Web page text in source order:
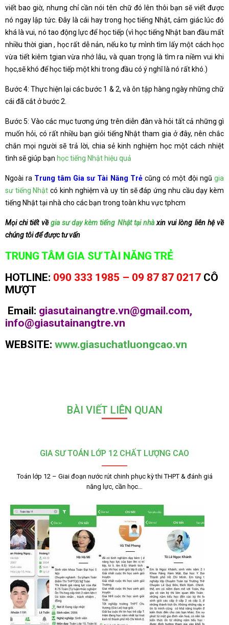
viết bao giờ, nhưng chỉ cần nói tên chữ đó lên thôi bạn sẽ viết được
nó ngay lập tức. Đây là cái hay trong học tiếng Nhật, cảm giác lúc đó
khá là vui, nó tao động lực để học tiếp (vì học tiếng Nhật ban đầu mất
nhiều thời gian , học rất dễ nản, nếu ko tự mình tìm lấy một cách học
vừa tiết kiêm tgian vừa nhớ lâu, và quan trọng là tìm ra niềm vui khi
học,sẽ khó để học tiếp một khi trong đầu có ý nghĩ là nó rất khó.)
Bước 4: Thực hiện lại các bước 1 & 2, và ôn tập hàng ngày những chữ
cái đã cắt ở bước 2.
Bước 5: Vào các mục tương ứng trên diễn đàn và hỏi tất cả những gì
muốn hỏi, có rất nhiều bạn giỏi tiếng Nhật tham gia ở đây, nên chắc
chắn mọi người sẽ trả lời, chia sẻ kinh nghiệm học một cách nhiệt
tình sẽ giúp bạn học tiếng Nhật hiệu quả
Ngoài ra Trung tâm Gia sư Tài Năng Trẻ cũng có một đội ngũgia
sư tiếng Nhật có kinh nghiệm và uy tín sẽ đáp ứng nhu cầu dạy kèm
tiếng Nhật tại nhà cho các bạn trong toàn khu vực tphcm
Mọi chi tiết vềgia sư dạy kèm tiếng Nhật tại nhàxin vui lòng liên hệ về
chúng tôi để được tư vấn
TRUNG TÂM GIA SƯ TÀI NĂNG TRẺ
HOTLINE: 090 333 1985 – 09 87 87 0217 CÔ
MƯỢT
Email: giasutainangtre.vn@gmail.com,
info@giasutainangtre.vn
WEBSITE: www.giasuchatluongcao.vn
BÀI VIẾT LIÊN QUAN
GIA SƯ TOÁN LỚP 12 CHẤT LƯỢNG CAO
Toán lớp 12 – Giai đoạn nước rút chinh phục kỳ thi THPT & đánh giá
năng lực, cần học…